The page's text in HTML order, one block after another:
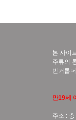
본 사이
주류의
번거롭
만19세
주소 :